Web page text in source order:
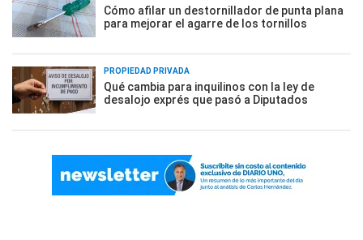
Cómo afilar un destornillador de punta plana
para mejorar el agarre de los tornillos
PROPIEDAD PRIVADA
Qué cambia para inquilinos con la ley de
desalojo exprés que pasó a Diputados